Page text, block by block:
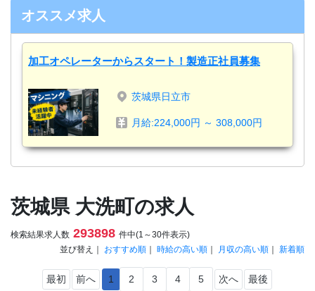
オススメ求人
加工オペレーターからスタート！製造正社員募集
茨城県日立市
月給:224,000円 ～ 308,000円
茨城県 大洗町の求人
検索結果求人数 293898 件中(1～30件表示)
並び替え｜ おすすめ順 ｜ 時給の高い順 ｜ 月収の高い順 ｜ 新着順
最初 前へ 1 2 3 4 5 次へ 最後